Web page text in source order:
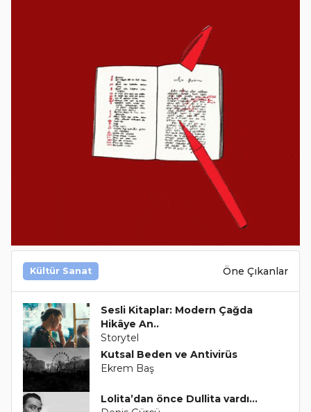
Kültür Sanat Öne Çıkanlar
Sesli Kitaplar: Modern Çağda
Hikâye An..
Storytel
Kutsal Beden ve Antivirüs
Ekrem Baş
Lolita’dan önce Dullita vardı...